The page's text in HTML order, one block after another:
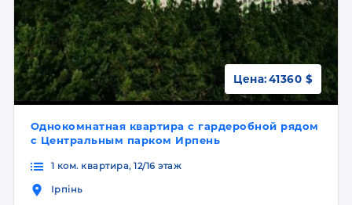
Однокомнатная квартира с гардеробной рядом
с Центральным парком Ирпень
Цена:41360 $
1 ком. квартира, 12/16 этаж
Ірпінь